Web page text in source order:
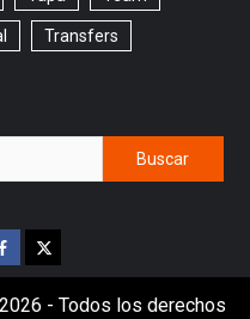
Transfers
- Todos los derechos